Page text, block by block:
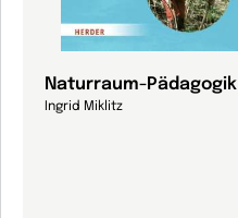
Naturraum-Pädagogik
Ingrid Miklitz